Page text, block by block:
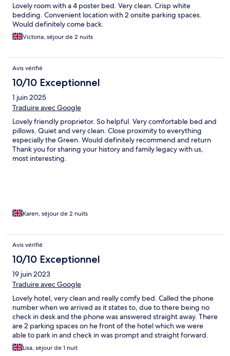
Lovely room with a 4 poster bed. Very clean. Crisp white
bedding. Convenient location with 2 onsite parking spaces.
Would definitely come back.
Victoria, séjour de 2 nuits
Avis vérifié
10/10 Exceptionnel
1 juin 2025
Traduire avec Google
Lovely friendly proprietor. So helpful. Very comfortable bed and
pillows. Quiet and very clean. Close proximity to everything
especially the Green. Would definitely recommend and return
Thank you for sharing your history and family legacy with us,
most interesting.
Karen, séjour de 2 nuits
Avis vérifié
10/10 Exceptionnel
19 juin 2023
Traduire avec Google
Lovely hotel, very clean and really comfy bed. Called the phone
number when we arrived as it states to, due to there being no
check in desk and the phone was answered straight away. There
are 2 parking spaces on he front of the hotel which we were
able to park in and check in was prompt and straight forward.
Room was very clean and tidy and bed was very comfortable.
Lisa, séjour de 1 nuit